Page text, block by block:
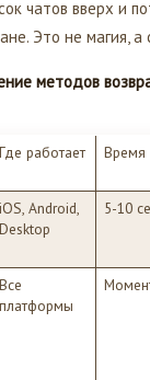
чатов вверх и
Это не магия, а
методов
Где работает Время
iOS, Android,
Desktop
5-10
Все
платформы